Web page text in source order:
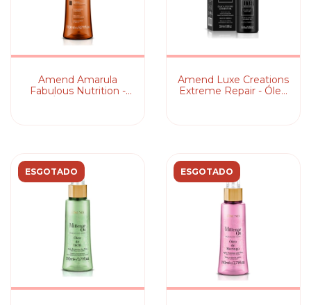
Amend Amarula
Fabulous Nutrition -
Amend Luxe Creations
Extreme Repair - Óleo
ESGOTADO ESGOTADO